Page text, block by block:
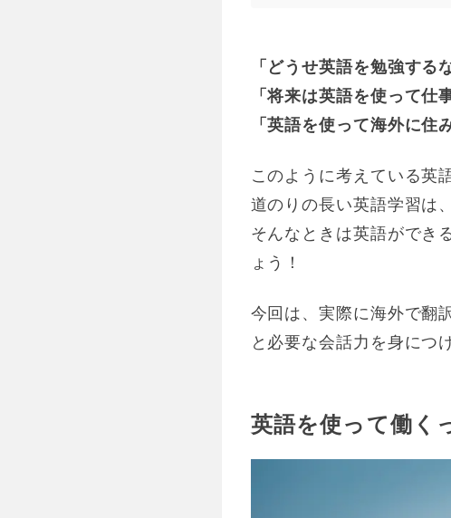
「どうせ英語を勉強する
「将来は英語を使って仕
「英語を使って海外に住
このように考えている英
道のりの長い英語学習は
そんなときは英語ができ
ょう！
今回は、実際に海外で翻
と必要な会話力を身につ
英語を使って働く